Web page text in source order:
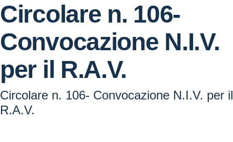
Circolare n. 106-
Convocazione N.I.V.
per il R.A.V.
Circolare n. 106- Convocazione N.I.V. per il
R.A.V.